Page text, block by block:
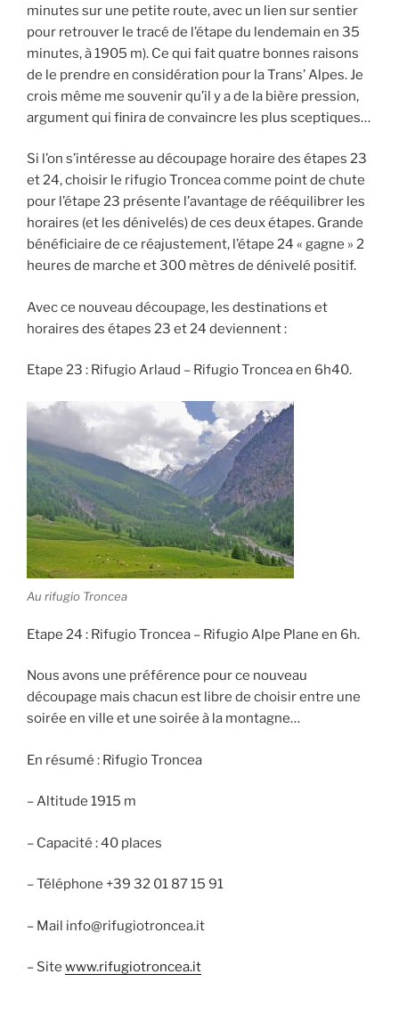
minutes sur une petite route, avec un lien sur sentier
pour retrouver le tracé de l’étape du lendemain en 35
minutes, à 1905 m). Ce qui fait quatre bonnes raisons
de le prendre en considération pour la Trans’ Alpes. Je
crois même me souvenir qu’il y a de la bière pression,
argument qui finira de convaincre les plus sceptiques…
Si l’on s’intéresse au découpage horaire des étapes 23
et 24, choisir le rifugio Troncea comme point de chute
pour l’étape 23 présente l’avantage de rééquilibrer les
horaires (et les dénivelés) de ces deux étapes. Grande
bénéficiaire de ce réajustement, l’étape 24 « gagne » 2
heures de marche et 300 mètres de dénivelé positif.
Avec ce nouveau découpage, les destinations et
horaires des étapes 23 et 24 deviennent :
Etape 23 : Rifugio Arlaud – Rifugio Troncea en 6h40.
Au rifugio Troncea
Etape 24 : Rifugio Troncea – Rifugio Alpe Plane en 6h.
Nous avons une préférence pour ce nouveau
découpage mais chacun est libre de choisir entre une
soirée en ville et une soirée à la montagne…
En résumé : Rifugio Troncea
– Altitude 1915 m
– Capacité : 40 places
– Téléphone +39 32 01 87 15 91
– Mail info@rifugiotroncea.it
– Site www.rifugiotroncea.it